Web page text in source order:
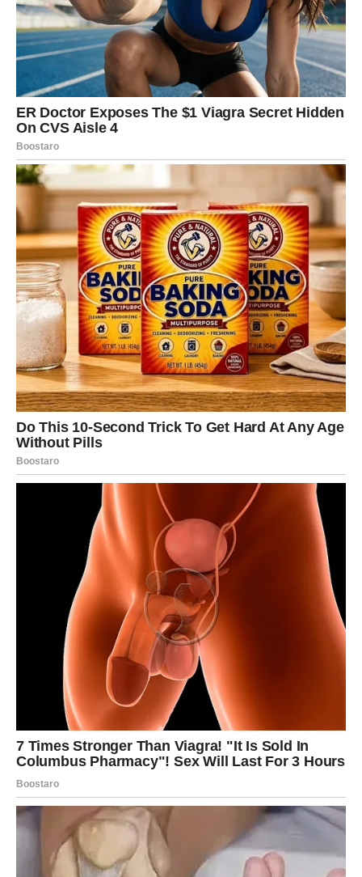
pretvorio u živopisno utočište od kojeg zastaje dah, može da
potvrdi i jedan od komšija Miroslava Ilića koji je za Kurir pričao.
Nedvojbeno je da je njegovo imanje jedno od
najveličanstvenijih i najbogatijih. Osim što je renovirao antičku
kuću i dogradio još jedan kat, također je pažljivo uredio drugi
kat. U dvorištu je uređen prekrasan cvjetni vrt, a izgrađeni su
prostrani roštilj i bazen za uživanje mlađih generacija.
Nakon očeve smrti počeo je sređivati ​​kuću. Dizajnirao je
arhitekt Gordanin brat, Mikijeva supruga. Tijekom obiteljskih
posjeta ljeti često priređuju roštilj, prave dvorišni namještaj i
zbližavaju se. Susjed je objasnio da nikada ne bi prodao svoju
zemlju, čak ni za pretjeranu svotu, jer mu služi kao dragi
podsjetnik na njegovo djetinjstvo i oca. Sve je češće promatrati
pojedince koji migriraju natrag u ruralna područja, motivirani
željom za nezagađenim zrakom i mirom. Miroslav, s druge
strane, čini se da nikada nije otišao iz rodnog grada i očekuje
se da će ondje provesti svoju mirovinu. Da je jako vezan za
svoje rodno mjesto i sam Miroslav je često isticao.